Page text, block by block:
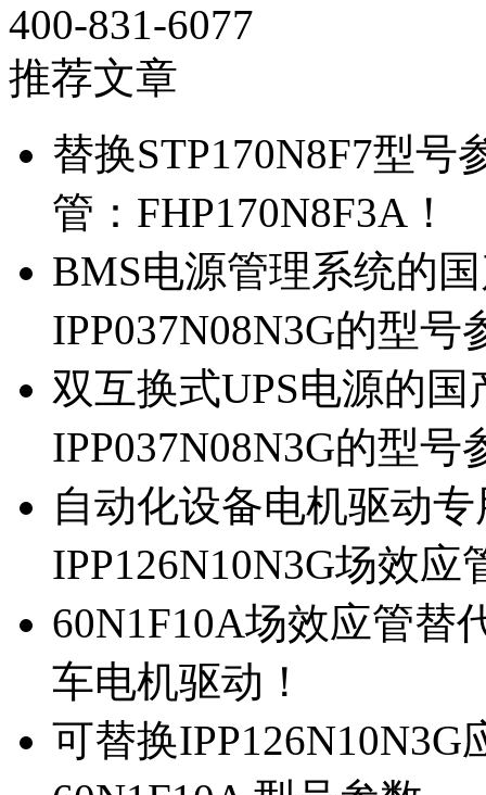
400-831-6077
推荐文章
替换STP170N8F7型
管：FHP170N8F3A！
BMS电源管理系统的
IPP037N08N3G的型号
双互换式UPS电源的
IPP037N08N3G的型号
自动化设备电机驱动
IPP126N10N3G场效应
60N1F10A场效应管替
车电机驱动！
可替换